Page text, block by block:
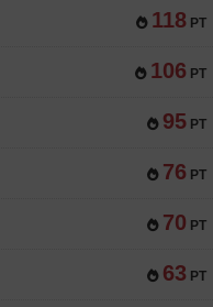
118 PT
106 PT
95 PT
76 PT
70 PT
63 PT